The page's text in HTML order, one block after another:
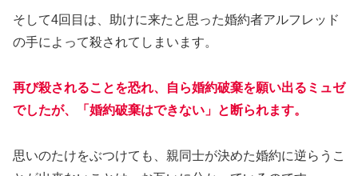
そして4回目は、助けに来たと思った婚約者アルフレッド
の手によって殺されてしまいます。
再び殺されることを恐れ、自ら婚約破棄を願い出るミュゼ
でしたが、「婚約破棄はできない」と断られます。
思いのたけをぶつけても、親同士が決めた婚約に逆らうこ